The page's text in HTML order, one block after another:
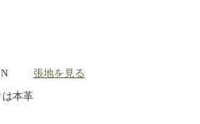
N
張地を見る
本革